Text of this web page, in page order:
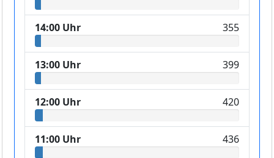
14:00 Uhr 355
13:00 Uhr 399
12:00 Uhr 420
11:00 Uhr 436